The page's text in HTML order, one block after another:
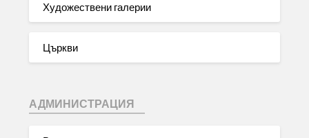
Художествени галерии
Църкви
АДМИНИСТРАЦИЯ